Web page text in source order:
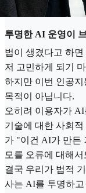
투명한 AI 운영이
법이 생겼다고 하
저 고민하게 되기
하지만 이번 인공
목적이 아닙니다.
오히려 이용자가
기술에 대한 사회
가 "이건 AI가 만든
모를 오류에 대해
결국 우리가 법적
사는 AI를 투명하